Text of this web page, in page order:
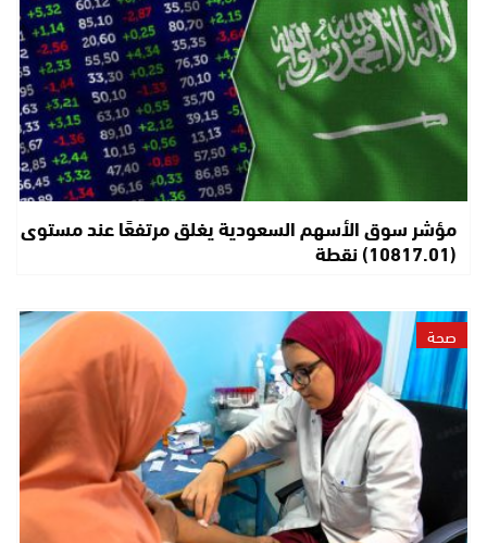
مؤشر سوق الأسهم السعودية يغلق مرتفعًا عند مستوى
(10817.01) نقطة
صحة